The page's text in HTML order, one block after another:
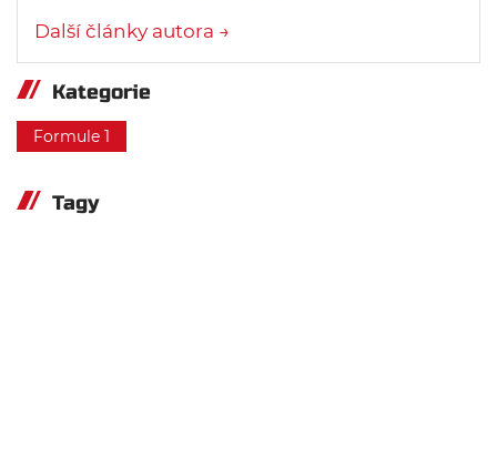
Další články autora →
Kategorie
Formule 1
Tagy